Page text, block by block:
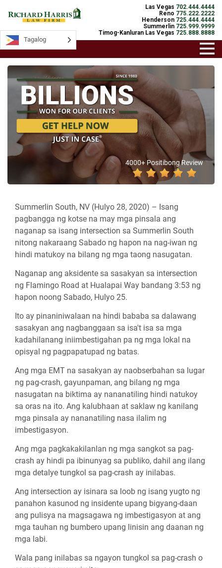
Las Vegas 702.444.4444
Reno 775.222.2222
Henderson 725.444.4444
Summerlin 725.999.9999
Timog-Kanluran Las Vegas 725.888.8888
4000+ Positibong Review
Summerlin South, NV (Hulyo 28, 2020) – Isang
pagbangga ng kotse na may mga pinsala ang
naganap sa isang intersection sa Summerlin South
nitong nakaraang Sabado ng hapon na nag-iwan ng
hindi matukoy na bilang ng mga taong nasugatan.
Naganap ang aksidente sa sasakyan sa intersection
ng Flamingo Road at Hualapai Way bandang 3:53 ng
hapon noong Sabado, Hulyo 25.
Ito ay pinaniniwalaan na hindi bababa sa dalawang
sasakyan ang nagbanggaan sa isa't isa sa mga
kadahilanang iniimbestigahan pa ng mga lokal na
opisyal ng pagpapatupad ng batas.
Ang mga EMT na sasakyan ay naobserbahan sa lugar
ng pag-crash, gayunpaman, ang bilang ng mga
nasugatan na biktima ay nananatiling hindi natukoy
sa oras na ito. Ang kalubhaan at saklaw ng kanilang
mga pinsala ay nananatiling nasa ilalim ng
imbestigasyon.
Ang mga pagkakakilanlan ng mga sangkot sa pag-
crash ay hindi pa ibinunyag sa publiko, dahil ang ilang
mga detalye tungkol sa pag-crash ay inilabas.
Ang intersection ay isinara sa loob ng isang yugto ng
panahon kasunod ng insidente upang bigyang-daan
ang pulisya na magsagawa ng imbestigasyon at ang
mga tauhan ng bumbero upang linisin ang daanan ng
mga labi.
Wala pang inilabas sa ngayon tungkol sa pag-crash o
Tagalog